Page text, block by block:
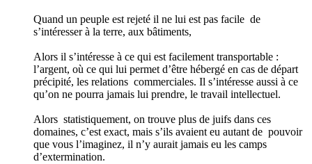
Quand un peuple est rejeté il ne lui est pas facile de
s’intéresser à la terre, aux bâtiments,
Alors il s’intéresse à ce qui est facilement transportable :
l’argent, où ce qui lui permet d’être hébergé en cas de départ
précipité, les relations commerciales. Il s’intéresse aussi à ce
qu’on ne pourra jamais lui prendre, le travail intellectuel.
Alors statistiquement, on trouve plus de juifs dans ces
domaines, c’est exact, mais s’ils avaient eu autant de pouvoir
que vous l’imaginez, il n’y aurait jamais eu les camps
d’extermination.